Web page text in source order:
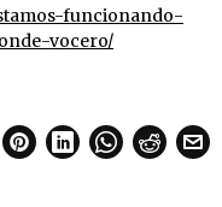
funcionando-
vocero/